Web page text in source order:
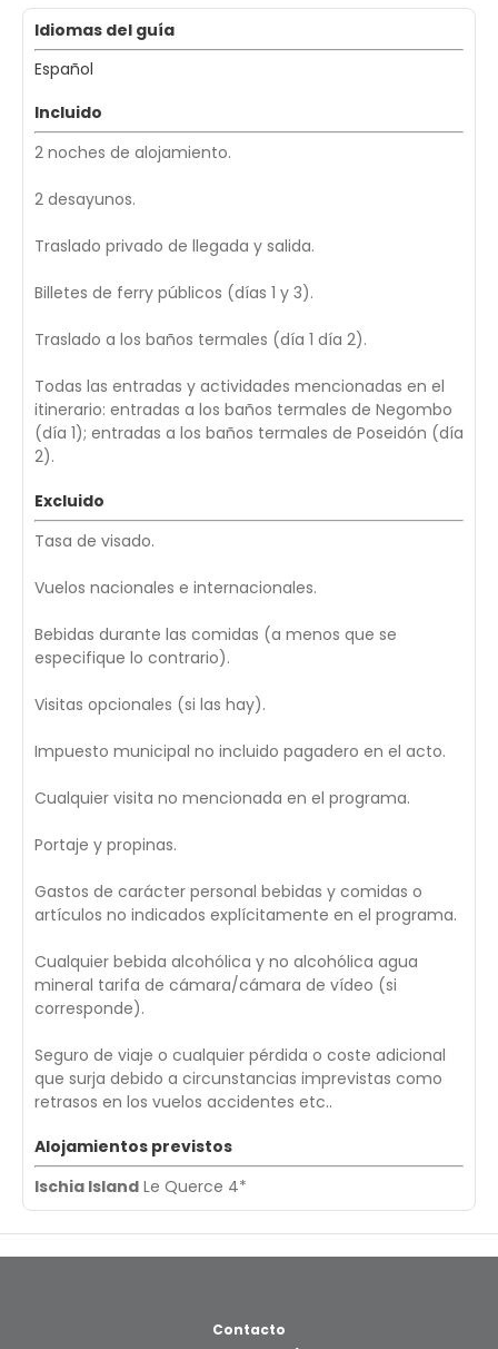
Idiomas del guía
Español
Incluido
2 noches de alojamiento.
2 desayunos.
Traslado privado de llegada y salida.
Billetes de ferry públicos (días 1 y 3).
Traslado a los baños termales (día 1 día 2).
Todas las entradas y actividades mencionadas en el
itinerario: entradas a los baños termales de Negombo
(día 1); entradas a los baños termales de Poseidón (día
2).
Excluido
Tasa de visado.
Vuelos nacionales e internacionales.
Bebidas durante las comidas (a menos que se
especifique lo contrario).
Visitas opcionales (si las hay).
Impuesto municipal no incluido pagadero en el acto.
Cualquier visita no mencionada en el programa.
Portaje y propinas.
Gastos de carácter personal bebidas y comidas o
artículos no indicados explícitamente en el programa.
Cualquier bebida alcohólica y no alcohólica agua
mineral tarifa de cámara/cámara de vídeo (si
corresponde).
Seguro de viaje o cualquier pérdida o coste adicional
que surja debido a circunstancias imprevistas como
retrasos en los vuelos accidentes etc..
Alojamientos previstos
Ischia Island Le Querce 4*
Contacto